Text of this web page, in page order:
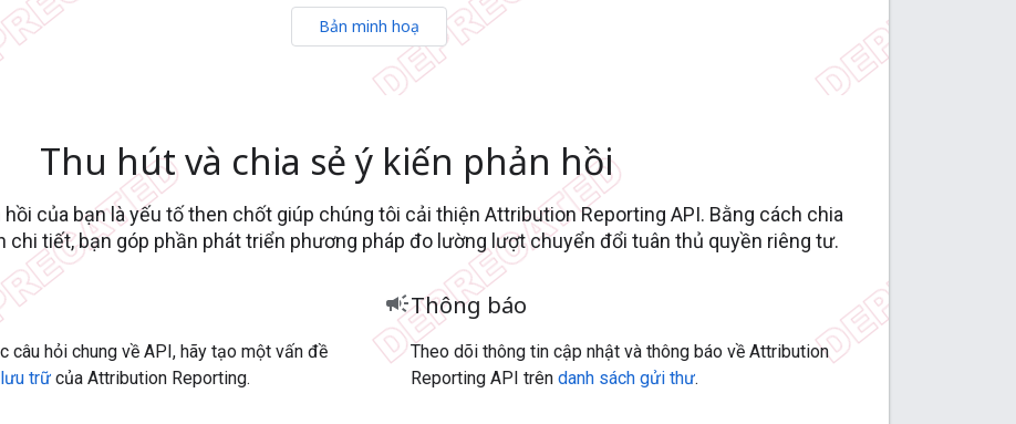
Bản minh hoạ
Thu hút và chia sẻ ý kiến phản hồi
hồi của bạn là yếu tố then chốt giúp chúng tôi cải thiện Attribution Reporting API. Bằng cách chia
chi tiết, bạn góp phần phát triển phương pháp đo lường lượt chuyển đổi tuân thủ quyền riêng tư.
câu hỏi chung về API, hãy tạo một vấn đề
trữ của Attribution Reporting.
campaignThông báo
Theo dõi thông tin cập nhật và thông báo về Attribution
Reporting API trên danh sách gửi thư.